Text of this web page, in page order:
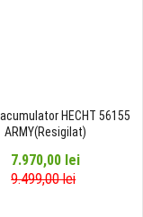
HECHT 56155
ARMY(Resigilat)
7.970,00 lei
9.499,00 lei